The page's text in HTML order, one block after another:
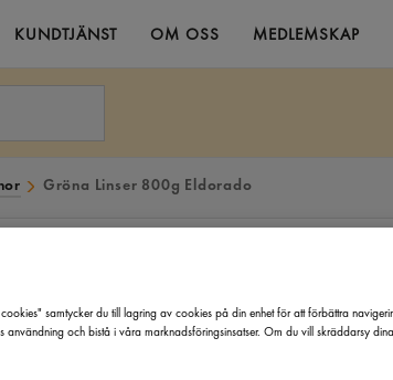
KUNDTJÄNST OM OSS MEDLEMSKAP
Gröna Linser 800g Eldorado
samtycker du till lagring av cookies på din enhet för att förbättra
användning och bistå i våra marknadsföringsinsatser. Om du vill skräddarsy